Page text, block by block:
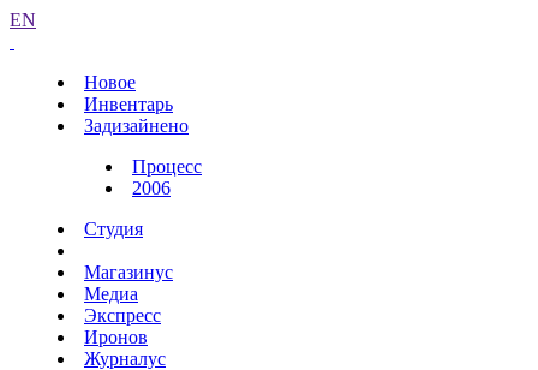
EN
Новое
Инвентарь
Задизайнено
Процесс
2006
Студия
Магазинус
Медиа
Экспресс
Иронов
Журналус